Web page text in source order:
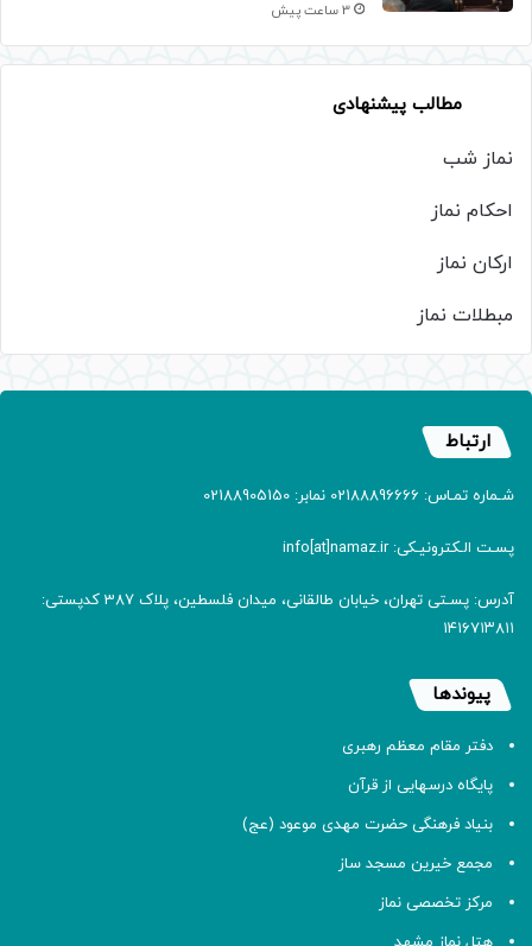
3 ساعت پیش
مطالب پیشنهادی
نماز شب
احکام نماز
ارکان نماز
مبطلات نماز
ارتباط
شـماره تمـاس: 02188896666 نمابر: 02188905150
پسـت الـکترونیـکی: info[at]namaz.ir
آدرس: پسـتی تهران، خیابان طالقانی، میدان فلسطین، پلاک 387 کدپستی:
۱۴۱۶۷۱۳۸۱۱
پیوندها
دفتر مقام معظم رهبری
پایگاه درسهایی از قرآن
بنیاد فرهنگی حضرت مهدی موعود (عج)
مجمع خیرین مسجد ساز
مرکز تخصصی نماز